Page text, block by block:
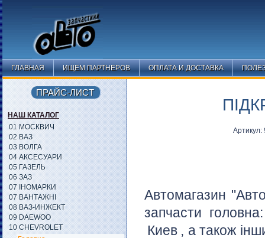
ГЛАВНАЯ ИЩЕМ ПАРТНЕРОВ ОПЛАТА И ДОСТАВКА
Автомагазин
запчасти
Киев , а також
ПРАЙС-ЛИСТ
НАШ КАТАЛОГ
01 МОСКВИЧ
02 ВАЗ
03 ВОЛГА
04 АКСЕСУАРИ
05 ГАЗЕЛЬ
06 ЗАЗ
07 ІНОМАРКИ
07 ВАНТАЖНІ
08 ВАЗ-ИНЖЕКТ
09 DAEWOO
10 CHEVROLET